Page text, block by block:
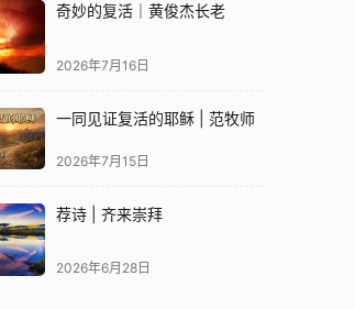
奇妙的复活｜黄俊杰长老
2026年7月16日
一同见证复活的耶稣 | 范牧师
2026年7月15日
荐诗 | 齐来崇拜
2026年6月28日